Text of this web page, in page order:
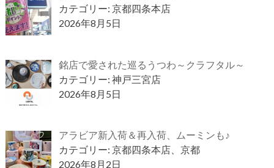
カテゴリー: 京都四条本店
2026年8月5日
銘店で愛された巡るうつわ～クラフタル～
カテゴリー: 神戸三宮店
2026年8月5日
アラビア新入荷＆再入荷、ムーミンも♪
カテゴリー: 京都四条本店、京都
2026年8月2日